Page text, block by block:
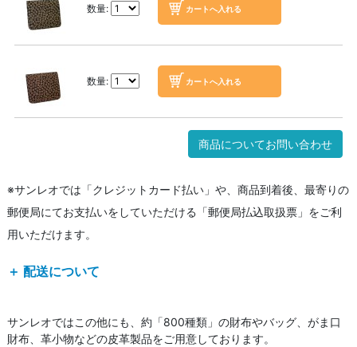
数量:
数量:
商品についてお問い合わせ
※サンレオでは「クレジットカード払い」や、商品到着後、最寄りの
郵便局にてお支払いをしていただける「郵便局払込取扱票」をご利
用いただけます。
＋ 配送について
サンレオではこの他にも、約「800種類」の財布やバッグ、がま口
財布、革小物などの皮革製品をご用意しております。